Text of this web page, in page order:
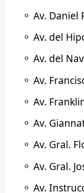
⚬ Av. Daniel
⚬ Av. del
⚬ Av. del
⚬ Av.
⚬ Av.
⚬ Av.
⚬ Av. Gral.
⚬ Av. Gral.
⚬ Av.